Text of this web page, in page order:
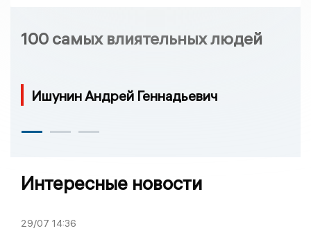
100 самых влиятельных людей
Ишунин Андрей Геннадьевич
Интересные новости
29/07 14:36